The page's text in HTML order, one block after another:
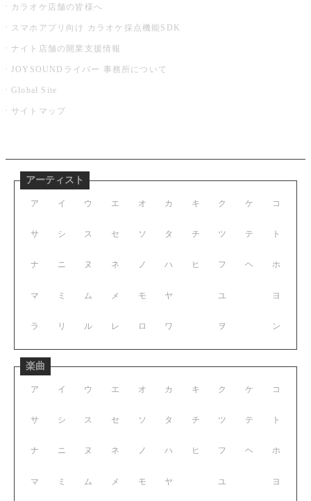
カラオケ店舗の皆様へ
スマホアプリ向け カラオケ採点機能SDK
ナイト店舗の開業支援情報
JOYSOUNDライバー 事務所について
Global Site
サイトマップ
アーティスト
ア イ ウ エ オ
サ シ ス セ ソ
ナ ニ ヌ ネ ノ
マ ミ ム メ モ
ラ リ ル レ ロ
カ キ ク ケ コ
タ チ ツ テ ト
ハ ヒ フ ヘ ホ
ヤ ユ ヨ
ワ ヲ ン
楽曲
ア イ ウ エ オ
サ シ ス セ ソ
ナ ニ ヌ ネ ノ
マ ミ ム メ モ
カ キ ク ケ コ
タ チ ツ テ ト
ハ ヒ フ ヘ ホ
ヤ ユ ヨ